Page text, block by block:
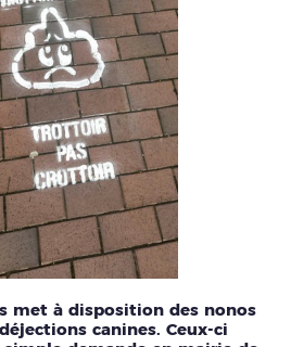
met à disposition des nonos
canines. Ceux-ci